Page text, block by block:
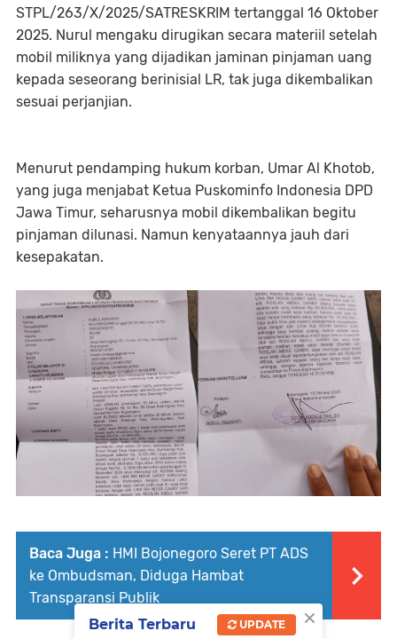
STPL/263/X/2025/SATRESKRIM tertanggal 16 Oktober
2025. Nurul mengaku dirugikan secara materiil setelah
mobil miliknya yang dijadikan jaminan pinjaman uang
kepada seseorang berinisial LR, tak juga dikembalikan
sesuai perjanjian.
Menurut pendamping hukum korban, Umar Al Khotob,
yang juga menjabat Ketua Puskominfo Indonesia DPD
Jawa Timur, seharusnya mobil dikembalikan begitu
pinjaman dilunasi. Namun kenyataannya jauh dari
kesepakatan.
Baca Juga : HMI Bojonegoro Seret PT ADS
ke Ombudsman, Diduga Hambat
Transparansi Publik
×
Berita Terbaru UPDATE